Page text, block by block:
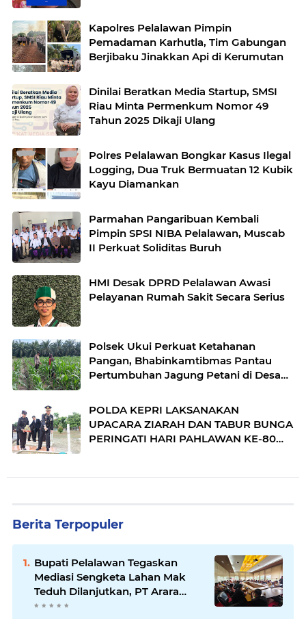
Kapolres Pelalawan Pimpin
Pemadaman Karhutla, Tim Gabungan
Berjibaku Jinakkan Api di Kerumutan
Dinilai Beratkan Media Startup, SMSI
Riau Minta Permenkum Nomor 49
Tahun 2025 Dikaji Ulang
Polres Pelalawan Bongkar Kasus Ilegal
Logging, Dua Truk Bermuatan 12 Kubik
Kayu Diamankan
Parmahan Pangaribuan Kembali
Pimpin SPSI NIBA Pelalawan, Muscab
II Perkuat Soliditas Buruh
HMI Desak DPRD Pelalawan Awasi
Pelayanan Rumah Sakit Secara Serius
Polsek Ukui Perkuat Ketahanan
Pangan, Bhabinkamtibmas Pantau
Pertumbuhan Jagung Petani di Desa
POLDA KEPRI LAKSANAKAN
UPACARA ZIARAH DAN TABUR BUNGA
PERINGATI HARI PAHLAWAN KE-80
Berita Terpopuler
Bupati Pelalawan Tegaskan
Mediasi Sengketa Lahan Mak
Teduh Dilanjutkan, PT Arara
Abadi Diminta Hadir pada